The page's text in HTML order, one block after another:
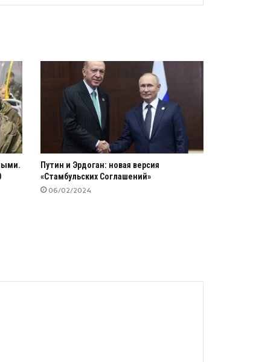
Путин и Эрдоган: новая версия
«Стамбульских Соглашений»
06/02/2024